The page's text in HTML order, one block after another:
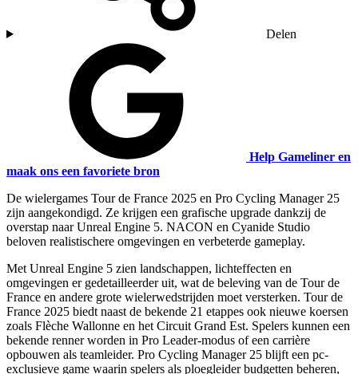
Delen
Help Gameliner en
maak ons een favoriete bron
De wielergames Tour de France 2025 en Pro Cycling Manager 25
zijn aangekondigd. Ze krijgen een grafische upgrade dankzij de
overstap naar Unreal Engine 5. NACON en Cyanide Studio
beloven realistischere omgevingen en verbeterde gameplay.
Met Unreal Engine 5 zien landschappen, lichteffecten en
omgevingen er gedetailleerder uit, wat de beleving van de Tour de
France en andere grote wielerwedstrijden moet versterken. Tour de
France 2025 biedt naast de bekende 21 etappes ook nieuwe koersen
zoals Flèche Wallonne en het Circuit Grand Est. Spelers kunnen een
bekende renner worden in Pro Leader-modus of een carrière
opbouwen als teamleider. Pro Cycling Manager 25 blijft een pc-
exclusieve game waarin spelers als ploegleider budgetten beheren,